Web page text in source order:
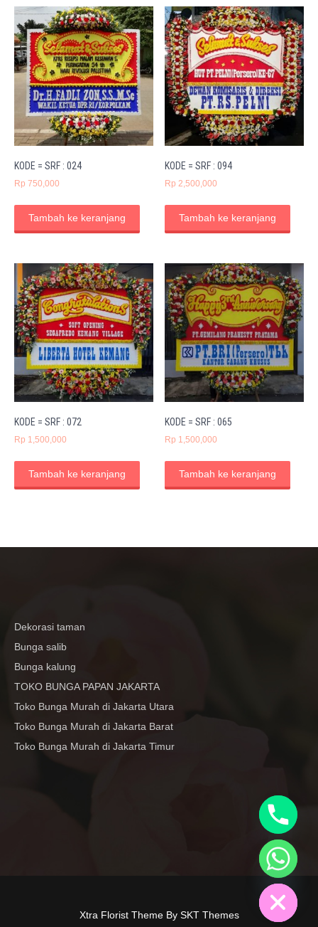
KODE = SRF : 024
Rp 750,000
Tambah ke keranjang
KODE = SRF : 094
Rp 2,500,000
Tambah ke keranjang
KODE = SRF : 072
Rp 1,500,000
Tambah ke keranjang
KODE = SRF : 065
Rp 1,500,000
Tambah ke keranjang
Dekorasi taman
Bunga salib
Bunga kalung
TOKO BUNGA PAPAN JAKARTA
Toko Bunga Murah di Jakarta Utara
Toko Bunga Murah di Jakarta Barat
Toko Bunga Murah di Jakarta Timur
Xtra Florist Theme By SKT Themes
H
i
d
e
c
h
a
y